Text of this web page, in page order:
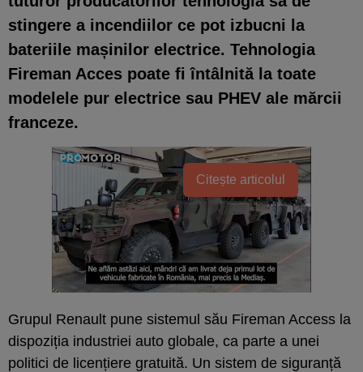
stingere a incendiilor ce pot izbucni la
bateriile mașinilor electrice. Tehnologia
Fireman Acces poate fi întâlnită la toate
modelele pur electrice sau PHEV ale mărcii
franceze.
Citește articolul
Grupul Renault pune sistemul său Fireman Access la
dispoziția industriei auto globale, ca parte a unei
politici de licențiere gratuită. Un sistem de siguranță